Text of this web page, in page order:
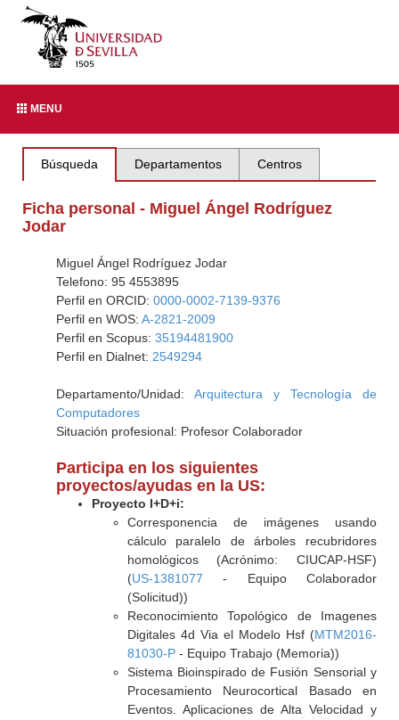
MENU
Búsqueda Departamentos Centros
Ficha personal - Miguel Ángel Rodríguez
Jodar
Miguel Ángel Rodríguez Jodar
Telefono: 95 4553895
Perfil en ORCID: 0000-0002-7139-9376
Perfil en WOS: A-2821-2009
Perfil en Scopus: 35194481900
Perfil en Dialnet: 2549294
Departamento/Unidad: Arquitectura y Tecnología de
Computadores
Situación profesional: Profesor Colaborador
Participa en los siguientes
proyectos/ayudas en la US:
Proyecto I+D+i:
Corresponencia de imágenes usando
cálculo paralelo de árboles recubridores
homológicos (Acrónimo: CIUCAP-HSF)
(US-1381077 - Equipo Colaborador
(Solicitud))
Reconocimiento Topológico de Imagenes
Digitales 4d Via el Modelo Hsf (MTM2016-
81030-P- Equipo Trabajo (Memoria))
Sistema Bioinspirado de Fusión Sensorial y
Procesamiento Neurocortical Basado en
Eventos. Aplicaciones de Alta Velocidad y